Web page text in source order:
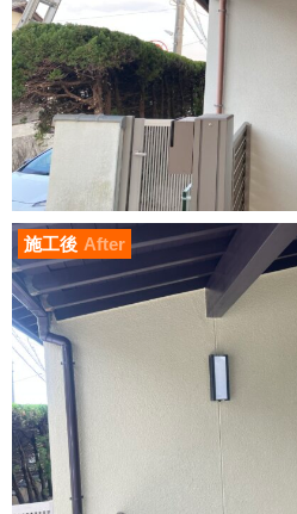
施工後 After